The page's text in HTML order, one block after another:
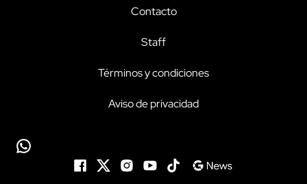
Contacto
Staff
Términos y condiciones
Aviso de privacidad